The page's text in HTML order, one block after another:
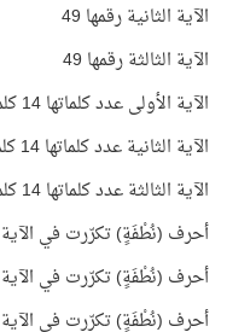
الآية الثانية رقمها 49
الآية الثالثة رقمها 49
الآية الأولى عدد كلماتها 14 كلمة.
الآية الثانية عدد كلماتها 14 كلمة.
الآية الثالثة عدد كلماتها 14 كلمة.
أحرف (نُطْفَةٍ) تكرّرت في الآية
أحرف (نُطْفَةٍ) تكرّرت في الآية
أحرف (نُطْفَةٍ) تكرّرت في الآية